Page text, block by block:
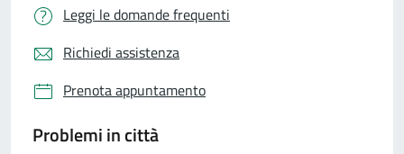
Leggi le domande frequenti
Richiedi assistenza
Prenota appuntamento
Problemi in città